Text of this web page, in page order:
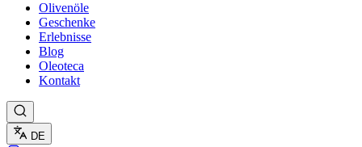
Olivenöle
Geschenke
Erlebnisse
Blog
Oleoteca
Kontakt
DE